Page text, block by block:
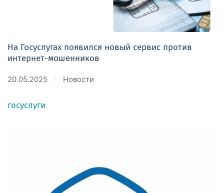
На Госуслугах появился новый сервис против
интернет-мошенников
20.05.2025 Новости
госуслуги